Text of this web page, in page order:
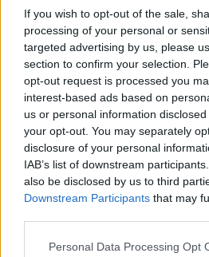
If you wish to opt-out of the sale,
processing of your personal or
targeted advertising by us, please
section to confirm your selection.
opt-out request is processed you
interest-based ads based on
us or personal information
your opt-out. You may separately
disclosure of your personal
IAB’s list of downstream
also be disclosed by us to third
Downstream Participants that may
Please note that this website/app
Personal Data Processing Opt
Országos hírek
Miért éri meg
Minden, amit a
tudni kell
Kultúra
Kihívások
Országos hírek